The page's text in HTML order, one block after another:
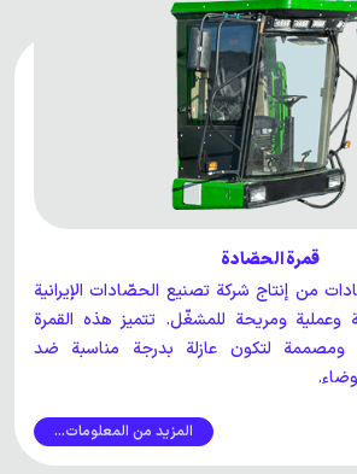
قمرة الحصّادة
من إنتاج شركة تصنيع الحصّادات الإيرانية
وعملية ومريحة للمشغّل. تتميز هذه القمرة
لتكون عازلة بدرجة مناسبة ضد
المزيد من المعلومات...